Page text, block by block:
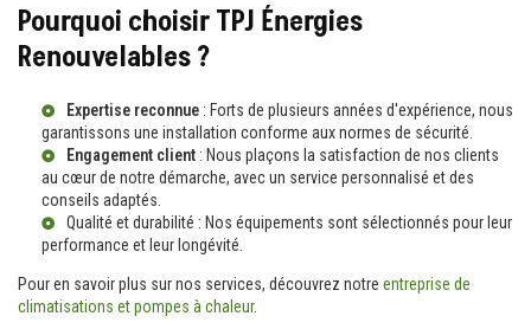
Pourquoi choisir TPJ Énergies
Renouvelables ?
Expertise reconnue : Forts de plusieurs années d'expérience, nous
garantissons une installation conforme aux normes de sécurité.
Engagement client : Nous plaçons la satisfaction de nos clients
au cœur de notre démarche, avec un service personnalisé et des
conseils adaptés.
Qualité et durabilité : Nos équipements sont sélectionnés pour leur
performance et leur longévité.
Pour en savoir plus sur nos services, découvrez notre entreprise de
climatisations et pompes à chaleur.